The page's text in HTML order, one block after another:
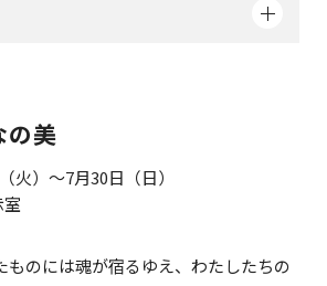
の美
火）～7月30日（日）
ものには魂が宿るゆえ、わたしたちの